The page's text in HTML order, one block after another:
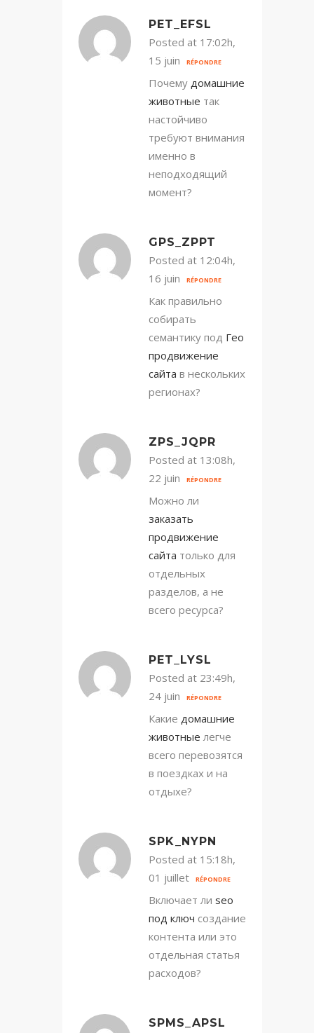
PET_EFSL
Posted at 17:02h,
15 juin
RÉPONDRE
Почему домашние
животные так
настойчиво
требуют внимания
именно в
неподходящий
момент?
GPS_ZPPT
Posted at 12:04h,
16 juin
RÉPONDRE
Как правильно
собирать
семантику под Гео
продвижение
сайта в нескольких
регионах?
ZPS_JQPR
Posted at 13:08h,
22 juin
RÉPONDRE
Можно ли
заказать
продвижение
сайта только для
отдельных
разделов, а не
всего ресурса?
PET_LYSL
Posted at 23:49h,
24 juin
RÉPONDRE
Какие домашние
животные легче
всего перевозятся
в поездках и на
отдыхе?
SPK_NYPN
Posted at 15:18h,
01 juillet
RÉPONDRE
Включает ли seo
под ключ создание
контента или это
отдельная статья
расходов?
SPMS_APSL